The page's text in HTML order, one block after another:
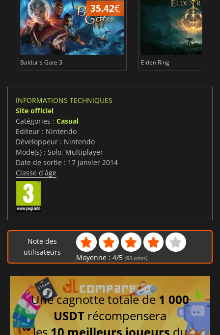
35.42€
Baldur's Gate 3 Elden Ring
INFORMATIONS TECHNIQUES
Site officiel
Catégories : Casual
Editeur : Nintendo
Développeur : Nintendo
Mode(s) : Solo, Multiplayer
Date de sortie : 17 janvier 2014
Classe d'âge
Note des
utilisateurs
Moyenne : 4/5 (83votes)
Une cagnotte totale de 1 000
USDT récompensera